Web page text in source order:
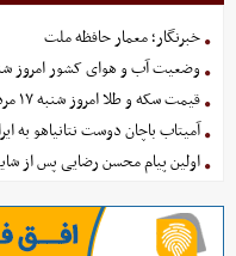
خبرنگار؛ معمار حافظه ملت
وضعیت آب و هوای کشور امروز شنبه ۱۷
قیمت سکه و طلا امروز شنبه ۱۷ مرداد ۱۴۰۵
آمیتاب باچان دوست نتانیاهو به
اولین پیام محسن رضایی پس از